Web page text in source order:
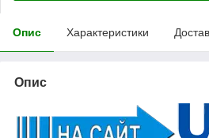
Опис Характеристики
Опис